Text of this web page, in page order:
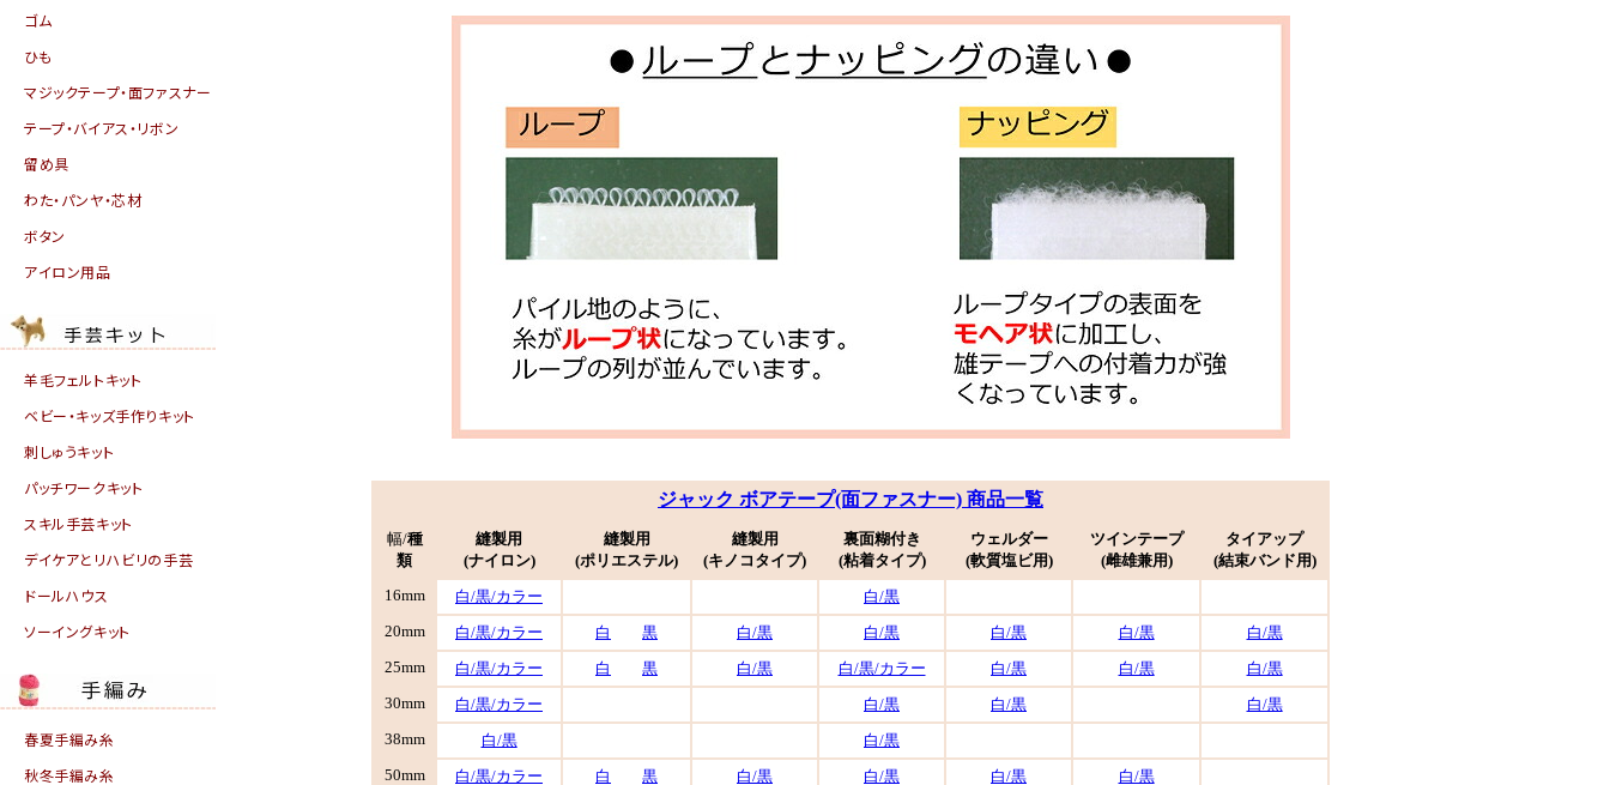
ゴム
ひも
マジックテープ・面ファスナー
テープ・バイアス・リボン
留め具
わた・パンヤ・芯材
ボタン
アイロン用品
羊毛フェルトキット
ベビー・キッズ手作りキット
刺しゅうキット
パッチワークキット
スキル手芸キット
デイケアとリハビリの手芸
ドールハウス
ソーイングキット
春夏手編み糸
秋冬手編み糸